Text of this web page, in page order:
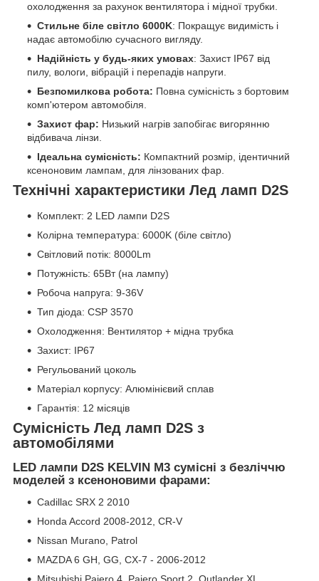
охолодження за рахунок вентилятора і мідної трубки.
Стильне біле світло 6000K: Покращує видимість і
надає автомобілю сучасного вигляду.
Надійність у будь-яких умовах: Захист IP67 від
пилу, вологи, вібрацій і перепадів напруги.
Безпомилкова робота: Повна сумісність з бортовим
комп'ютером автомобіля.
Захист фар: Низький нагрів запобігає вигорянню
відбивача лінзи.
Ідеальна сумісність: Компактний розмір, ідентичний
ксеноновим лампам, для лінзованих фар.
Технічні характеристики Лед ламп D2S
Комплект: 2 LED лампи D2S
Колірна температура: 6000K (біле світло)
Світловий потік: 8000Lm
Потужність: 65Вт (на лампу)
Робоча напруга: 9-36V
Тип діода: CSP 3570
Охолодження: Вентилятор + мідна трубка
Захист: IP67
Регульований цоколь
Матеріал корпусу: Алюмінієвий сплав
Гарантія: 12 місяців
Сумісність Лед ламп D2S з
автомобілями
LED лампи D2S KELVIN M3 сумісні з безліччю
моделей з ксеноновими фарами:
Cadillac SRX 2 2010
Honda Accord 2008-2012, CR-V
Nissan Murano, Patrol
MAZDA 6 GH, GG, CX-7 - 2006-2012